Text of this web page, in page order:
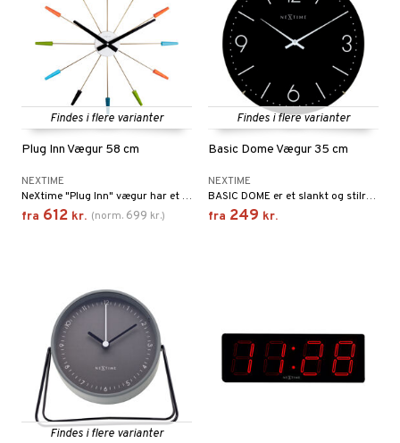
Findes i flere varianter
Plug Inn Vægur 58 cm
NEXTIME
NeXtime "Plug Inn" vægur har et trendy design med stifter i rustfrit stål. Tilslut stifterne nemt til midterstykket for at skabe et timeindeks.
fra 612 kr. (norm. 699 kr.)
Findes i flere varianter
Basic Dome Vægur 35 cm
NEXTIME
BASIC DOME er et slankt og stilrent vægur med store, tydelige tal. Glaskuplen beskytter viserne og giver uret et unikt look.
fra 249 kr.
Findes i flere varianter